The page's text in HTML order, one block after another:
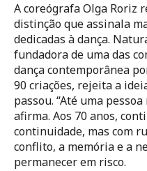
A coreógrafa Olga Roriz
distinção que assinala
dedicadas à dança.
fundadora de uma das
dança contemporânea
90 criações, rejeita a
passou. “Até uma
afirma. Aos 70 anos,
continuidade, mas com
conflito, a memória e a
permanecer em risco.